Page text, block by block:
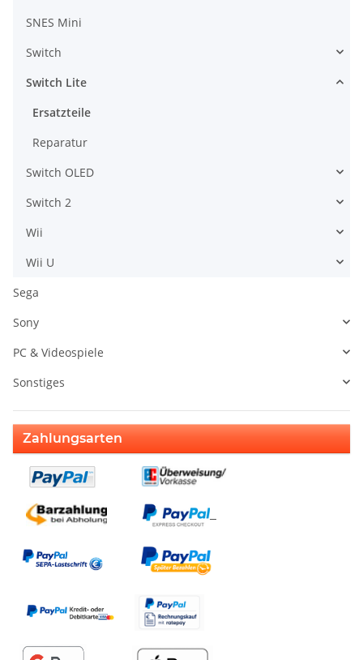
SNES Mini
Switch
Switch Lite
Ersatzteile
Reparatur
Switch OLED
Switch 2
Wii
Wii U
Sega
Sony
PC & Videospiele
Sonstiges
Zahlungsarten